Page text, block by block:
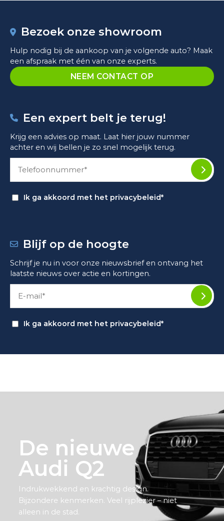
Bezoek onze showroom
Hulp nodig bij de aankoop van je volgende auto? Maak
een afspraak met één van onze experts.
NEEM CONTACT OP
Een expert belt je terug!
Krijg een advies op maat. Laat hier jouw nummer
achter en wij bellen je zo snel mogelijk terug.
Ik ga akkoord met het privacybeleid*
Blijf op de hoogte
Schrijf je nu in voor onze nieuwsbrief en ontvang het
laatste nieuws over actie en kortingen.
Ik ga akkoord met het privacybeleid*
De nieuwe
Audi Q2
Indrukwekkend en krachtig design.
Bijzondere kenmerken. Veel rijplezier – niet
alleen in de stad.